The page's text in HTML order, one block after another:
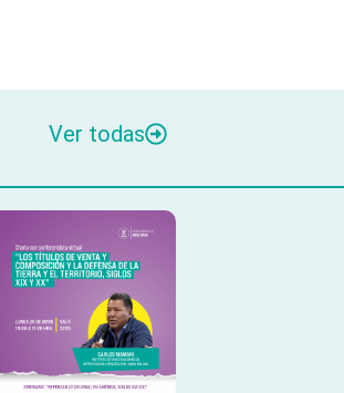
Ver todas